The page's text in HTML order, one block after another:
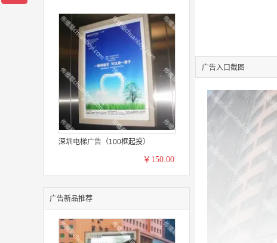
深圳电梯广告（100框起投）
￥150.00
广告新品推荐
广告入口截图